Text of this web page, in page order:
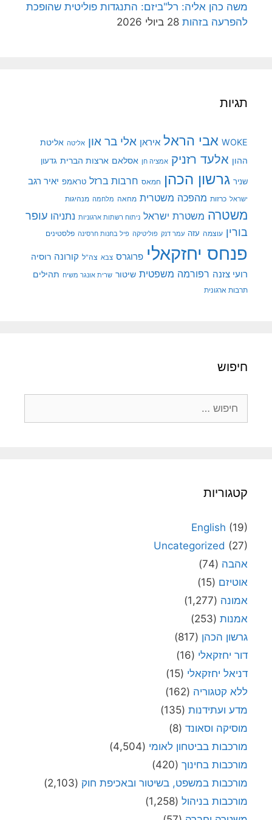
משה כהן אליה: רל"ביזם: התנגדות פוליטית שהופכת
להפרעה בזהות 28 ביולי 2026
תגיות
WOKE אבי הראל איראן אלי בר און אליטה אליטת
ההון אלעד רזניק אמציה חן אסלאם ארצות הברית גדעון
שניר גרשון הכהן חמאס חרבות ברזל טראמפ יאיר רגב
ישראל כרזות מהפכה משטרית מחאה מלחמה מנהיגות
משטרה משטרת ישראל ניתוח רשתות ארגוניות נתניהו עופר
בורין עוצמה עזה עמר דנק פוליטיקה פיל בחנות חרסינה פלסטינים
פנחס יחזקאלי פרוגרס צבא צה"ל קורונה רוסיה
רועי צזנה רפורמה משפטית שיטור שרית אונגר משיח תהילים
תרבות ארגונית
חיפוש
קטגוריות
English (19)
Uncategorized (27)
אהבה (74)
אוטיזם (15)
אמונה (1,277)
אמנות (253)
גרשון הכהן (817)
דור יחזקאלי (16)
דניאל יחזקאלי (15)
ללא קטגוריה (162)
מדע ועתידנות (135)
מוסיקה וסאונד (8)
מורכבות בביטחון לאומי (4,504)
מורכבות בחינוך (420)
מורכבות במשפט, בשיטור ובאכיפת חוק (2,103)
מורכבות בניהול (1,258)